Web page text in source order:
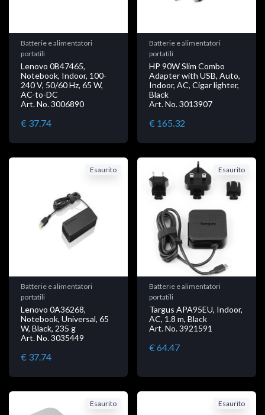
Batterie e alimentatori
portatili
Lenovo 0B47465,
Notebook, Indoor, 100-
240 V, 50/60 Hz, 65 W,
AC-to-DC
Art. No. 3006890
€ 37.74
Batterie e alimentatori
portatili
HP 90W Slim Combo
Adapter with USB, Auto,
Indoor, AC, Cigar lighter,
Black
Art. No. 3013907
€ 165.32
Esaurito
Batterie e alimentatori
portatili
Lenovo 0A36268,
Notebook, Universal, 65
W, Black, 235 g
Art. No. 3035449
€ 37.74
Esaurito
Batterie e alimentatori
portatili
Targus APA95EU, Indoor,
AC, 1.8 m, Black
Art. No. 3921591
€ 64.47
Esaurito Esaurito